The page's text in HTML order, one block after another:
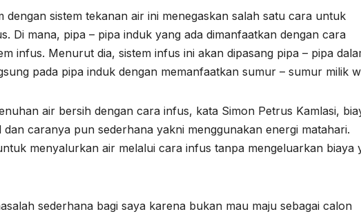
sistem tekanan air ini menegaskan salah satu cara untuk
Di mana, pipa – pipa induk yang ada dimanfaatkan dengan cara
infus. Menurut dia, sistem infus ini akan dipasang pipa – pipa
pada pipa induk dengan memanfaatkan sumur – sumur milik
air bersih dengan cara infus, kata Simon Petrus Kamlasi,
caranya pun sederhana yakni menggunakan energi matahari.
menyalurkan air melalui cara infus tanpa mengeluarkan biaya
sederhana bagi saya karena bukan mau maju sebagai calon